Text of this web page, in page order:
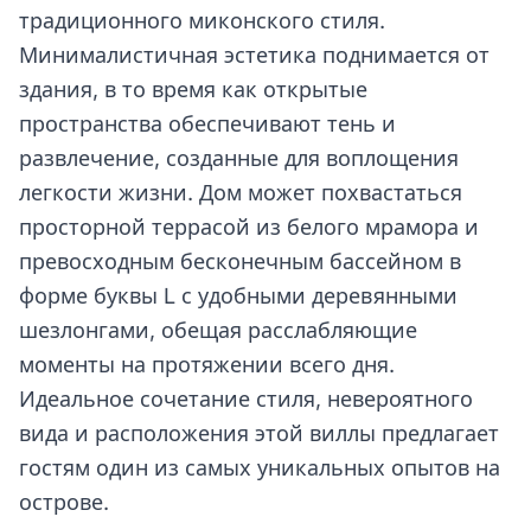
традиционного миконского стиля.
Минималистичная эстетика поднимается от
здания, в то время как открытые
пространства обеспечивают тень и
развлечение, созданные для воплощения
легкости жизни. Дом может похвастаться
просторной террасой из белого мрамора и
превосходным бесконечным бассейном в
форме буквы L с удобными деревянными
шезлонгами, обещая расслабляющие
моменты на протяжении всего дня.
Идеальное сочетание стиля, невероятного
вида и расположения этой виллы предлагает
гостям один из самых уникальных опытов на
острове.